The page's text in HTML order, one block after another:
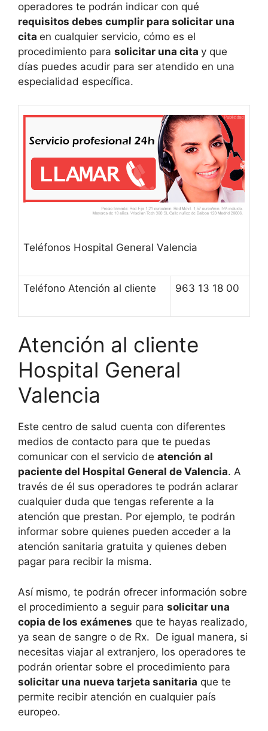
operadores te podrán indicar con qué
requisitos debes cumplir para solicitar una
cita en cualquier servicio, cómo es el
procedimiento para solicitar una cita y que
días puedes acudir para ser atendido en una
especialidad específica.
Teléfonos Hospital General Valencia
Teléfono Atención al cliente 963 13 18 00
Atención al cliente
Hospital General
Valencia
Este centro de salud cuenta con diferentes
medios de contacto para que te puedas
comunicar con el servicio de atención al
paciente del Hospital General de Valencia. A
través de él sus operadores te podrán aclarar
cualquier duda que tengas referente a la
atención que prestan. Por ejemplo, te podrán
informar sobre quienes pueden acceder a la
atención sanitaria gratuita y quienes deben
pagar para recibir la misma.
Así mismo, te podrán ofrecer información sobre
el procedimiento a seguir para solicitar una
copia de los exámenes que te hayas realizado,
ya sean de sangre o de Rx. De igual manera, si
necesitas viajar al extranjero, los operadores te
podrán orientar sobre el procedimiento para
solicitar una nueva tarjeta sanitaria que te
permite recibir atención en cualquier país
europeo.